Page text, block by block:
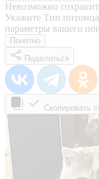
Невозможно
Укажите Тип
параметры вашего
Понятно
Поделиться
Скопировать